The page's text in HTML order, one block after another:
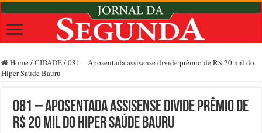
Home /CIDADE/081 – Aposentada assisense divide prêmio de R$ 20 mil do
Hiper Saúde Bauru
081 – Aposentada assisense divide prêmio de
R$ 20 mil do Hiper Saúde Bauru